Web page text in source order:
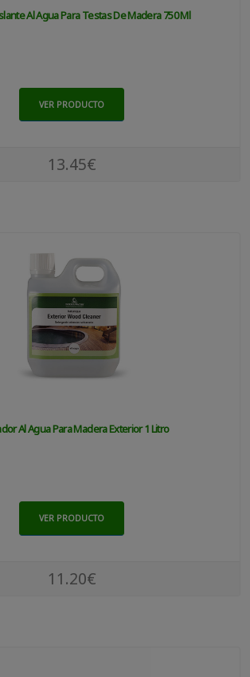
Al Agua Para Testas De Madera 750 Ml
VER PRODUCTO
13.45€
Al Agua Para Madera Exterior 1 Litro
VER PRODUCTO
11.20€